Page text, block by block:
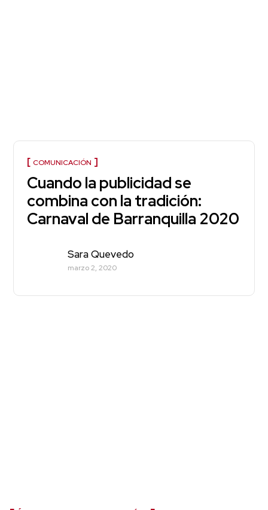
COMUNICACIÓN
Cuando la publicidad se
combina con la tradición:
Carnaval de Barranquilla 2020
Sara Quevedo
marzo 2, 2020